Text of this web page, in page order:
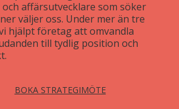
affärsutvecklare som söker
väljer oss. Under mer än tre
hjälpt företag att omvandla
till tydlig position och
BOKA STRATEGIMÖTE